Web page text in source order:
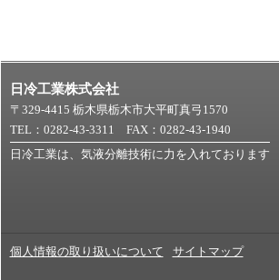
日冷工業株式会社
〒329-4415 栃木県栃木市大平町真弓1570
TEL：0282-43-3311 FAX：0282-43-1940
日冷工業は、気液分離技術に力を入れております
個人情報の取り扱いについて サイトマップ